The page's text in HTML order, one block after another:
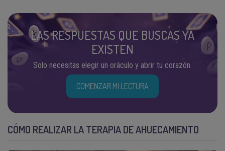
LAS RESPUESTAS QUE BUSCAS YA
EXISTEN
Solo necesitas elegir un oráculo y abrir tu corazón.
COMENZAR MI LECTURA
CÓMO REALIZAR LA TERAPIA DE AHUECAMIENTO